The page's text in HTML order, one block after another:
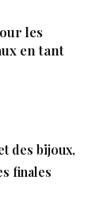
les
en tant
des bijoux,
finales